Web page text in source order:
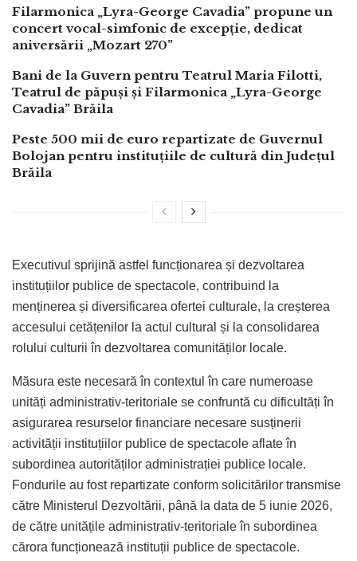
Filarmonica „Lyra-George Cavadia” propune un
concert vocal-simfonic de excepție, dedicat
aniversării „Mozart 270”
Bani de la Guvern pentru Teatrul Maria Filotti,
Teatrul de păpuși și Filarmonica „Lyra-George
Cavadia” Brăila
Peste 500 mii de euro repartizate de Guvernul
Bolojan pentru instituțiile de cultură din Județul
Brăila
Executivul sprijină astfel funcționarea și dezvoltarea
instituțiilor publice de spectacole, contribuind la
menținerea și diversificarea ofertei culturale, la creșterea
accesului cetățenilor la actul cultural și la consolidarea
rolului culturii în dezvoltarea comunităților locale.
Măsura este necesară în contextul în care numeroase
unități administrativ-teritoriale se confruntă cu dificultăți în
asigurarea resurselor financiare necesare susținerii
activității instituțiilor publice de spectacole aflate în
subordinea autorităților administrației publice locale.
Fondurile au fost repartizate conform solicitărilor transmise
către Ministerul Dezvoltării, până la data de 5 iunie 2026,
de către unitățile administrativ-teritoriale în subordinea
cărora funcționează instituții publice de spectacole.